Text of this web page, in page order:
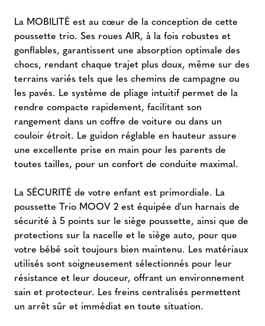
La MOBILITÉ est au cœur de la conception de cette
poussette trio. Ses roues AIR, à la fois robustes et
gonflables, garantissent une absorption optimale des
chocs, rendant chaque trajet plus doux, même sur des
terrains variés tels que les chemins de campagne ou
les pavés. Le système de pliage intuitif permet de la
rendre compacte rapidement, facilitant son
rangement dans un coffre de voiture ou dans un
couloir étroit. Le guidon réglable en hauteur assure
une excellente prise en main pour les parents de
toutes tailles, pour un confort de conduite maximal.
La SÉCURITÉ de votre enfant est primordiale. La
poussette Trio MOOV 2 est équipée d'un harnais de
sécurité à 5 points sur le siège poussette, ainsi que de
protections sur la nacelle et le siège auto, pour que
votre bébé soit toujours bien maintenu. Les matériaux
utilisés sont soigneusement sélectionnés pour leur
résistance et leur douceur, offrant un environnement
sain et protecteur. Les freins centralisés permettent
un arrêt sûr et immédiat en toute situation.